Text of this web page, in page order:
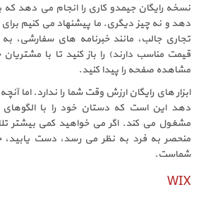
نسخه رایگان جیمدو کاری را انجام می دهد
دهد و نه چیز دیگری. ما پیشنهاد می کنیم برای
تجاری جالب، مانند خبرنامه های سفارشی،
قیمت مناسب دارند) را باز کنید تا با
مشاهده صفحه را پیدا کنید.
ابزار های رایگان ارزش وقت شما را ندارد. اما
دهد این است که دستان خود را با الگوهای
مشغول می کند. اگر می خواهید کمی بیشتر
منحصر به فرد به نظر می رسد، دست یابید،
شماست.
WIX